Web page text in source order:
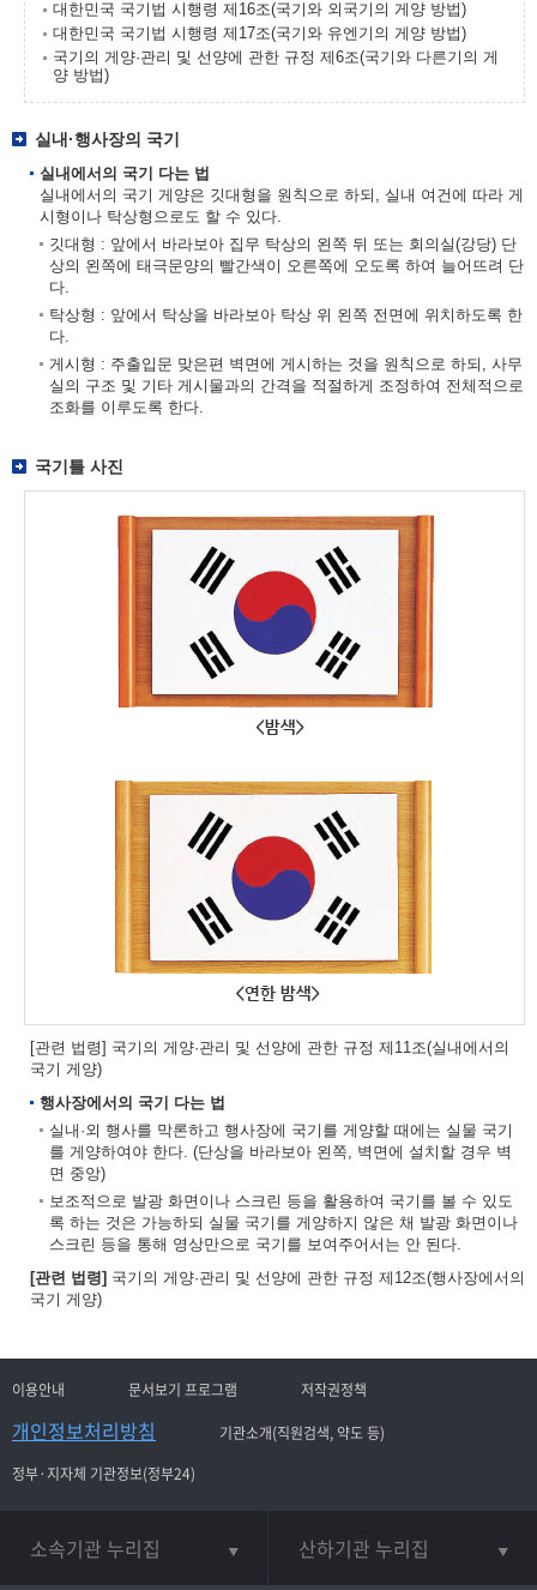
대한민국 국기법 시행령 제16조(국기와 외국기의 게양 방법)
대한민국 국기법 시행령 제17조(국기와 유엔기의 게양 방법)
국기의 게양·관리 및 선양에 관한 규정 제6조(국기와 다른기의 게
양 방법)
실내·행사장의 국기
실내에서의 국기 다는 법
실내에서의 국기 게양은 깃대형을 원칙으로 하되, 실내 여건에 따라 게
시형이나 탁상형으로도 할 수 있다.
깃대형 : 앞에서 바라보아 집무 탁상의 왼쪽 뒤 또는 회의실(강당) 단
상의 왼쪽에 태극문양의 빨간색이 오른쪽에 오도록 하여 늘어뜨려 단
다.
탁상형 : 앞에서 탁상을 바라보아 탁상 위 왼쪽 전면에 위치하도록 한
다.
게시형 : 주출입문 맞은편 벽면에 게시하는 것을 원칙으로 하되, 사무
실의 구조 및 기타 게시물과의 간격을 적절하게 조정하여 전체적으로
조화를 이루도록 한다.
국기틀 사진
[관련 법령] 국기의 게양·관리 및 선양에 관한 규정 제11조(실내에서의
국기 게양)
행사장에서의 국기 다는 법
실내·외 행사를 막론하고 행사장에 국기를 게양할 때에는 실물 국기
를 게양하여야 한다. (단상을 바라보아 왼쪽, 벽면에 설치할 경우 벽
면 중앙)
보조적으로 발광 화면이나 스크린 등을 활용하여 국기를 볼 수 있도
록 하는 것은 가능하되 실물 국기를 게양하지 않은 채 발광 화면이나
스크린 등을 통해 영상만으로 국기를 보여주어서는 안 된다.
[관련 법령] 국기의 게양·관리 및 선양에 관한 규정 제12조(행사장에서의
국기 게양)
이용안내 문서보기 프로그램 저작권정책
개인정보처리방침
기관소개(직원검색, 약도 등)
정부·지자체 기관정보(정부24)
소속기관 누리집 산하기관 누리집